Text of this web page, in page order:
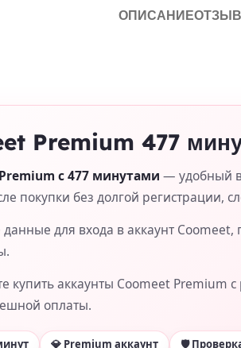
ОПИСАНИЕ
Premium 477
с 477 минутами — удобный
покупки без долгой регистрации,
для входа в аккаунт
купить аккаунты Coomeet Premium
оплаты.
💎 Premium аккаунт 🛡